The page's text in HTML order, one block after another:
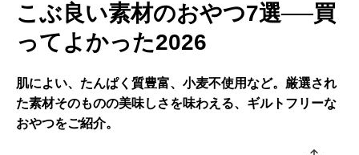
こぶ良い素材のおやつ7選──買
ってよかった2026
肌によい、たんぱく質豊富、小麦不使用など。厳選され
た素材そのものの美味しさを味わえる、ギルトフリーな
おやつをご紹介。